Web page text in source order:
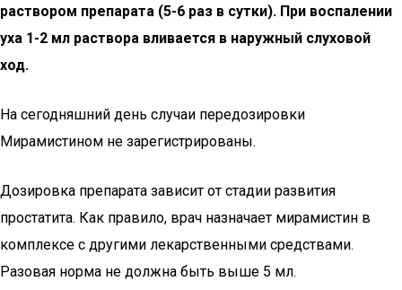
раствором препарата (5-6 раз в сутки). При воспалении
уха 1-2 мл раствора вливается в наружный слуховой
ход.
На сегодняшний день случаи передозировки
Мирамистином не зарегистрированы.
Дозировка препарата зависит от стадии развития
простатита. Как правило, врач назначает мирамистин в
комплексе с другими лекарственными средствами.
Разовая норма не должна быть выше 5 мл.